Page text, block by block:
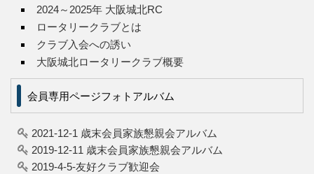
2024～2025年 大阪城北RC
ロータリークラブとは
クラブ入会への誘い
大阪城北ロータリークラブ概要
会員専用ページフォトアルバム
2021-12-1 歳末会員家族懇親会アルバム
2019-12-11 歳末会員家族懇親会アルバム
2019-4-5-友好クラブ歓迎会